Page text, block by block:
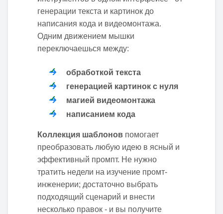
генерации текста и картинок до
написания кода и видеомонтажа.
Одним движением мышки
переключаешься между:
обработкой текста
генерацией картинок с нуля
магией видеомонтажа
написанием кода
Коллекция шаблонов помогает
преобразовать любую идею в ясный и
эффективный промпт. Не нужно
тратить недели на изучение промт-
инженерии; достаточно выбрать
подходящий сценарий и внести
несколько правок - и вы получите